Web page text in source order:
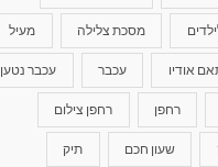
מסכת צלילה מעיל
אודיו עכבר עכבר נטען
רחפן רחפן צילום
שעון חכם תיק